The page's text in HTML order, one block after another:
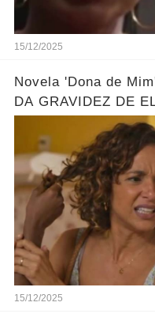
15/12/2025
Novela 'Dona de
DA GRAVIDEZ DE
15/12/2025